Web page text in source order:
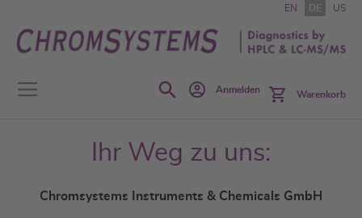
Inhalt
springen
EN DE US
SearchAnmelden Warenkorb
Ihr Weg zu uns:
Chromsystems Instruments & Chemicals GmbH